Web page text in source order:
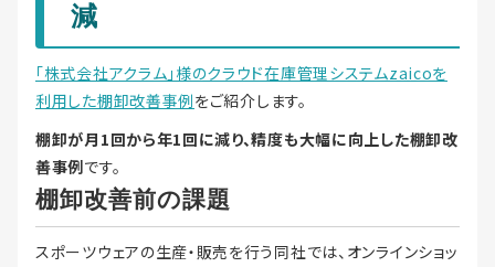
減
「株式会社アクラム」様のクラウド在庫管理システムzaicoを
利用した棚卸改善事例をご紹介します。
棚卸が月1回から年1回に減り、精度も大幅に向上した棚卸改
善事例です。
棚卸改善前の課題
スポーツウェアの生産・販売を行う同社では、オンラインショッ